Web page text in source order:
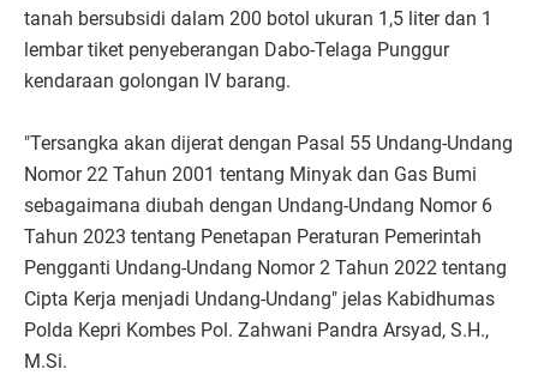
tanah bersubsidi dalam 200 botol ukuran 1,5 liter dan 1
lembar tiket penyeberangan Dabo-Telaga Punggur
kendaraan golongan IV barang.
"Tersangka akan dijerat dengan Pasal 55 Undang-Undang
Nomor 22 Tahun 2001 tentang Minyak dan Gas Bumi
sebagaimana diubah dengan Undang-Undang Nomor 6
Tahun 2023 tentang Penetapan Peraturan Pemerintah
Pengganti Undang-Undang Nomor 2 Tahun 2022 tentang
Cipta Kerja menjadi Undang-Undang" jelas Kabidhumas
Polda Kepri Kombes Pol. Zahwani Pandra Arsyad, S.H.,
M.Si.